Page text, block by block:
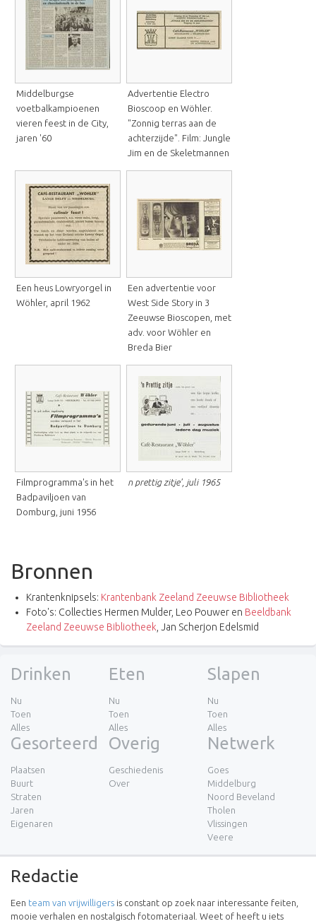
Middelburgse
voetbalkampioenen
vieren feest in de City,
jaren '60
Advertentie Electro
Bioscoop en Wöhler.
"Zonnig terras aan de
achterzijde". Film: Jungle
Jim en de Skeletmannen
Een heus Lowryorgel in
Wöhler, april 1962
Een advertentie voor
West Side Story in 3
Zeeuwse Bioscopen, met
adv. voor Wöhler en
Breda Bier
Filmprogramma's in het
Badpaviljoen van
Domburg, juni 1956
n prettig zitje', juli 1965
Bronnen
Krantenknipsels: Krantenbank Zeeland Zeeuwse Bibliotheek
Foto's: Collecties Hermen Mulder, Leo Pouwer en Beeldbank
Zeeland Zeeuwse Bibliotheek , Jan Scherjon Edelsmid
Drinken
Nu
Toen
Alles
Eten
Nu
Toen
Alles
Slapen
Nu
Toen
Alles
Gesorteerd
Plaatsen
Buurt
Straten
Jaren
Eigenaren
Overig
Geschiedenis
Over
Netwerk
Goes
Middelburg
Noord Beveland
Tholen
Vlissingen
Veere
Redactie
Een team van vrijwilligers is constant op zoek naar interessante feiten,
mooie verhalen en nostalgisch fotomateriaal. Weet of heeft u iets